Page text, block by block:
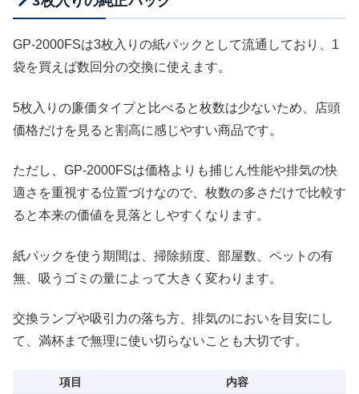
GP-2000FSは3枚入りの紙パックとして流通しており、1
袋を買えば数回分の交換に使えます。
5枚入りの廉価タイプと比べると枚数は少ないため、店頭
価格だけを見ると割高に感じやすい商品です。
ただし、GP-2000FSは価格よりも捕じん性能や排気の快
適さを重視する位置づけなので、枚数の多さだけで比較す
ると本来の価値を見落としやすくなります。
紙パックを使う期間は、掃除頻度、部屋数、ペットの有
無、吸うゴミの量によって大きく変わります。
交換ランプや吸引力の落ち方、排気のにおいを目安にし
て、満杯まで無理に使い切らないことも大切です。
項目 内容